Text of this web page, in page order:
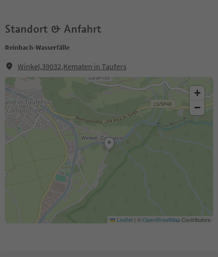
Standort & Anfahrt
Reinbach-Wasserfälle
Winkel,39032,Kematen in Taufers
+
−
Leaflet | ©OpenStreetMapContributors